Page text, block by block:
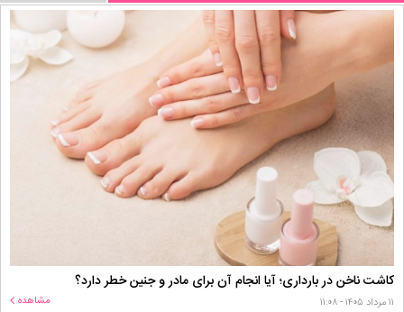
کاشت ناخن در بارداری؛ آیا انجام آن برای مادر و جنین خطر دارد؟
۱۱ مرداد ۱۴۰۵ - ۱۱:۰۸ مشاهده